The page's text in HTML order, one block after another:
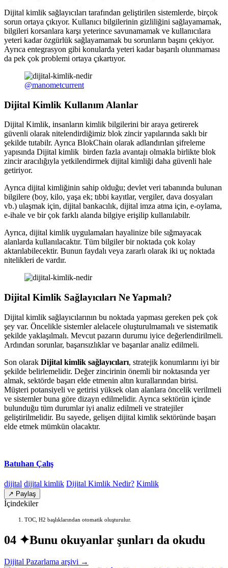
Dijital kimlik sağlayıcıları tarafından geliştirilen sistemlerde, birçok
sorun ortaya çıkıyor. Kullanıcı bilgilerinin gizliliğini sağlayamamak,
bilgileri korsanlara karşı yeterince savunamamak ve kullanıcılara
yeteri kadar özgürlük sağlayamamak bu sorunların başını çekiyor.
Ayrıca entegrasyon gibi konularda yeteri kadar başarılı olunmaması
da pek çok problemi ortaya çıkartıyor.
@manometcurrent
Dijital Kimlik Kullanım Alanlar
Dijital Kimlik, insanların kimlik bilgilerini bir araya getirerek
güvenli olarak nitelendirdiğimiz blok zincir yapılarında saklı bir
şekilde tutabilr. Ayrıca BlokChain olarak adlandırılan şifreleme
yapısında Dijital kimlik birden fazla avantajı olmakla birlikte blok
zincir aracılığıyla yetkilendirmek dijital kimliği daha güvenli hale
getiriyor.
Ayrıca dijital kimliğinin sahip olduğu; devlet veri tabanında bulunan
bilgilere (boy, kilo, yaşa ek; tıbbi kayıtlar, vergiler, dava dosyaları
vb.) ulaşmak için, dijital bankacılık, dijital imza atma için, e-oylama,
e-ihale ve bir çok farklı alanda bilgiye erişilip kullanılabilr.
Ayrıca, dijital kimlik uygulamaları hayalinize bile sığmayacak
alanlarda kullanılacaktır. Tüm bilgiler bir noktada çok kolay
aktarılabilecektir. Bunun faydalı veya zararlı olarak iki uç noktada
nitelikleri de vardır.
Dijital Kimlik Sağlayıcıları Ne Yapmalı?
Dijital kimlik sağlayıcılarının bu noktada yapması gereken pek çok
şey var. Öncelikle sistemler alelacele oluşturulmamalı ve sistematik
şekilde yaklaşılmalı. Mevcut pazarın durumu iyice değerlendirilmeli.
Ardından sorunlar, başarısızlıklar ve başarılar analiz edilmeli.
Son olarak Dijital kimlik sağlayıcıları, stratejik konumlarını iyi bir
şekilde belirlemelidir. Değer zincirinin önemli bir noktasında yer
almak, sektörde başarı elde etmenin altın kurallarından birisi.
Müşteri potansiyeli ve getirisi yüksek olan alanlara öncelik verilmeli
ve sistemler buna göre dizayn edilmelidir. Ayrıca sektörün içinde
bulunduğu tüm durumlar iyi analiz edilmeli ve stratejiler
geliştirilmelidir. Bu sayede, gelişen dijital kimlik sektöründe başarı
elde etmek mümkün olacaktır.
Batuhan Çalış
dijital dijital kimlik Dijital Kimlik Nedir? Kimlik
↗ Paylaş
İçindekiler
TOC, H2 başlıklarından otomatik oluşturulur.
04 ✦Bunu okuyanlar şunları da okudu
Dijital Pazarlama arşivi →